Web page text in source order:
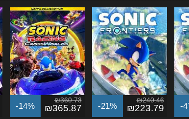
-14%
₪360.73
₪365.87 -21%
₪240.46
₪223.79 -